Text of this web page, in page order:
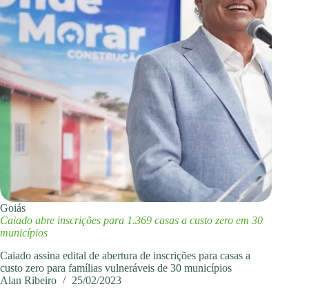
Goiás
Caiado abre inscrições para 1.369 casas a custo zero em 30
municípios
Caiado assina edital de abertura de inscrições para casas a
custo zero para famílias vulneráveis de 30 municípios
Alan Ribeiro
25/02/2023